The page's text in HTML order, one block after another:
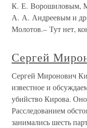
К. Е. Ворошиловым,
А. А. Андреевым и
Молотов.– Тут нет,
Сергей
Сергей Миронович
известное и
убийство Кирова.
Расследованием
занимались шесть